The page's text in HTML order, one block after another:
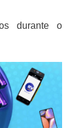
durante o